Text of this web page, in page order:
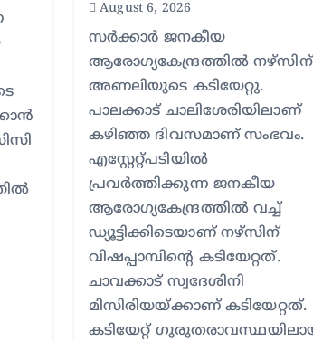
August 6, 2026
സര്‍ക്കാര്‍ ജനകീയ
ആരോഗ്യകേന്ദ്രത്തില്‍ നഴ്സിന്
അണലിയുടെ കടിയേറ്റു.
പാലക്കാട് ചാലിശേരിയിലാണ്
കഴിഞ്ഞ ദിവസമാണ് സംഭവം.
എസ്റ്റേറ്റ്പടിയില്‍
പ്രവര്‍ത്തിക്കുന്ന ജനകീയ
ആരോഗ്യകേന്ദ്രത്തില്‍ വച്ച്
ഡ്യൂട്ടിക്കിടെയാണ് നഴ്സിന്
വിഷപ്പാമ്പിന്റെ കടിയേറ്റത്.
ചാവക്കാട് സ്വദേശിനി
മിസിരിയയ്ക്കാണ് കടിയേറ്റത്.
കടിയേറ്റ്